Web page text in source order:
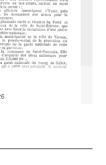
d'un traité du
1790 [Renvoi aux
officiers du régiment
d'Angers, lors de la